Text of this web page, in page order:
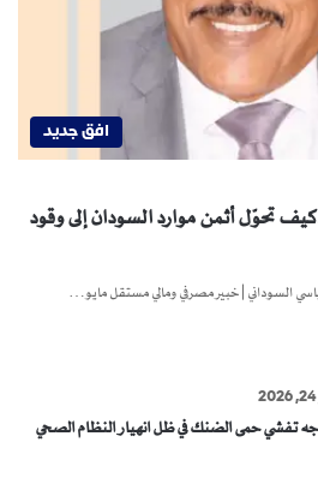
افق جديد
تحوّل أثمن موارد السودان إلى وقود
السوداني | خبير مصرفي ومالي مستقل مايو…
تفشي حمى الضنك في ظل انهيار النظام الصحي